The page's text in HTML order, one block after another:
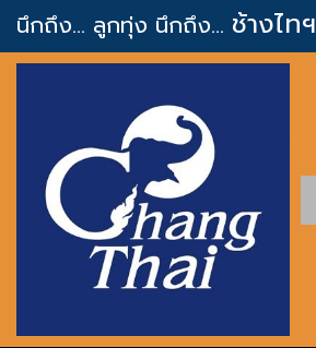
นึกถึง... ลูกทุ่ง นึกถึง... ช้างไทฯ